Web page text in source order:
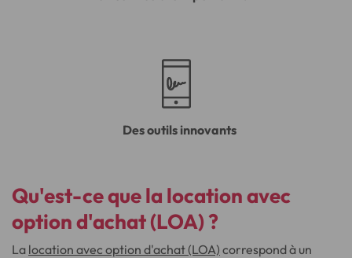
Des outils innovants
Qu'est-ce que la location avec
option d'achat (LOA) ?
La location avec option d'achat (LOA) correspond à un